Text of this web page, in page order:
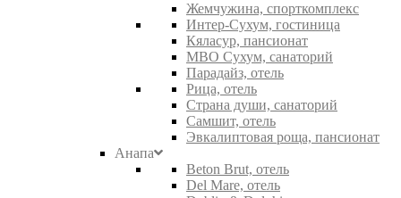
Жемчужина, спорткомплекс
Интер-Сухум, гостиница
Кяласур, пансионат
МВО Сухум, санаторий
Парадайз, отель
Рица, отель
Страна души, санаторий
Самшит, отель
Эвкалиптовая роща, пансионат
Анапа
Beton Brut, отель
Del Mare, отель